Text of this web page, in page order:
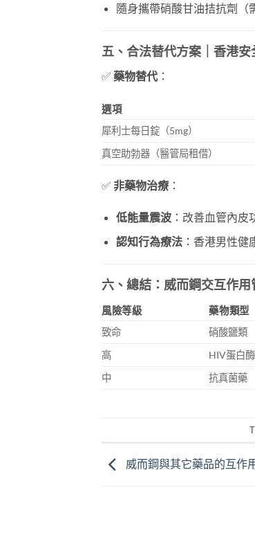
隨身攜帶硝酸甘油拮抗劑（
五、合法替代方案｜香港安
✅ 藥物替代：
選項
犀利士每日錠（5mg）
真空助勃器（醫管局租借）
✅ 非藥物治療 ：
低能量震波：改善血管內皮
認知行為療法：香港男性健
六、總結：威而鋼交互作用
風險等級 藥物類型
致命
硝酸鹽類
高
HIV蛋白
中
抗真菌藥
威而鋼與其它藥品的互作